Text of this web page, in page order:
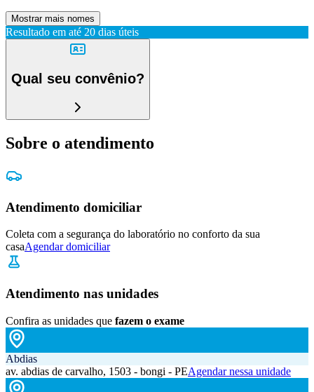
Mostrar mais nomes
Resultado em até 20 dias úteis
Qual seu convênio?
Sobre o atendimento
Atendimento domiciliar
Coleta com a segurança do laboratório no conforto da sua
casaAgendar domiciliar
Atendimento nas unidades
Confira as unidades que fazem o exame
Abdias
av. abdias de carvalho, 1503 - bongi - PEAgendar nessa unidade